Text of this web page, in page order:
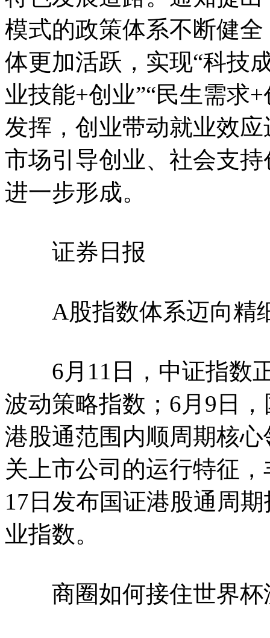
模式的政策体系不断健
体更加活跃，实现“科技
业技能+创业”“民生需求
发挥，创业带动就业效
市场引导创业、社会支
进一步形成。
证券日报
A股指数体系迈向精
6月11日，中证指数正
波动策略指数；6月9日
港股通范围内顺周期核
关上市公司的运行特征
17日发布国证港股通周
业指数。
商圈如何接住世界杯